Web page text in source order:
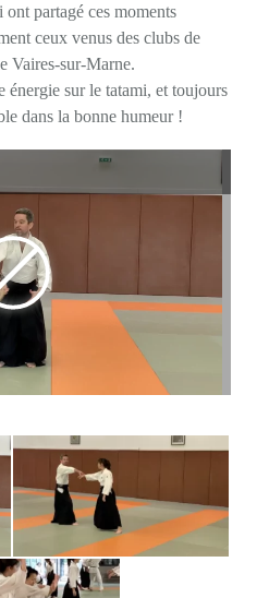
partagé ces moments
ceux venus des clubs de
Vaires-sur-Marne.
énergie sur le tatami, et toujours
dans la bonne humeur !